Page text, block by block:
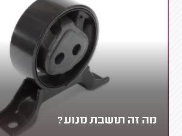
מה זה תושבת מנוע?